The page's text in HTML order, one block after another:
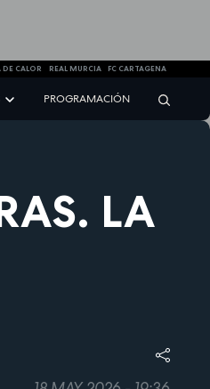
DE CALOR REAL MURCIA FC CARTAGENA
PROGRAMACIÓN
LA